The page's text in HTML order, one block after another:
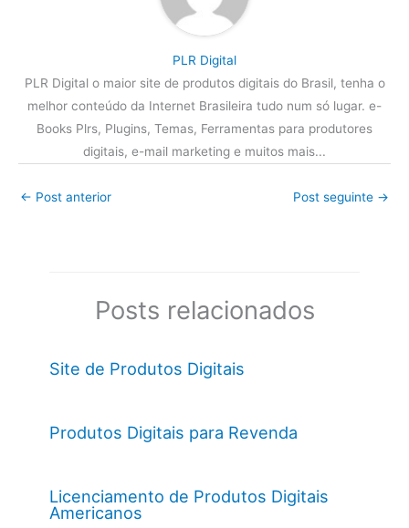
PLR Digital
PLR Digital o maior site de produtos digitais do Brasil, tenha o
melhor conteúdo da Internet Brasileira tudo num só lugar. e-
Books Plrs, Plugins, Temas, Ferramentas para produtores
digitais, e-mail marketing e muitos mais...
← Post anterior Post seguinte →
Posts relacionados
Site de Produtos Digitais
Produtos Digitais para Revenda
Licenciamento de Produtos Digitais
Americanos